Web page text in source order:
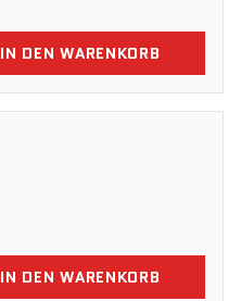
IN DEN WARENKORB
IN DEN WARENKORB